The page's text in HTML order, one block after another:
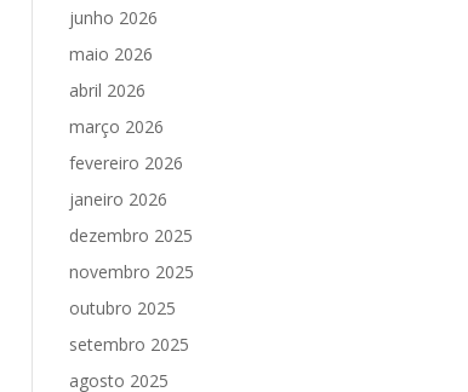
junho 2026
maio 2026
abril 2026
março 2026
fevereiro 2026
janeiro 2026
dezembro 2025
novembro 2025
outubro 2025
setembro 2025
agosto 2025